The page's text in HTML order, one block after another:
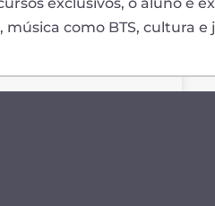
música como BTS, cultura e